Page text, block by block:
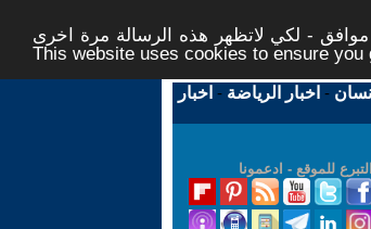
- لكي لاتظهر هذه الرسالة مرة اخرى -
This website uses cookies to ensure
- اخبار الرياضة - اخبار
التبرع للموقع - ادعمونا